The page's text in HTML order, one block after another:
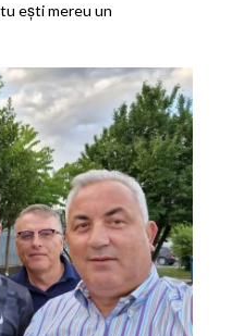
ești mereu un